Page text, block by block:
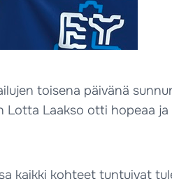
toisena päivänä
Lotta Laakso otti hopeaa
kaikki kohteet tuntuivat